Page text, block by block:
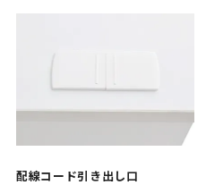
配線コード引き出し口